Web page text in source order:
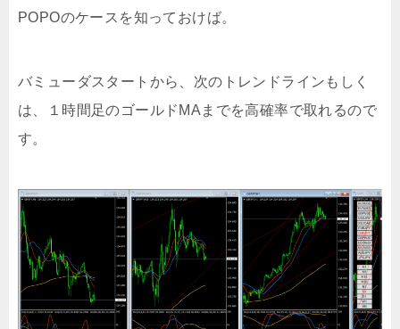
POPOのケースを知っておけば。
バミューダスタートから、次のトレンドラインもしく
は、１時間足のゴールドMAまでを高確率で取れるので
す。